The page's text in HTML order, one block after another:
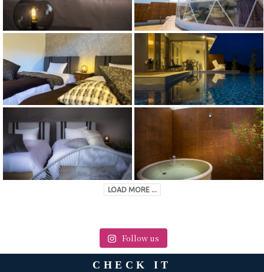
LOAD MORE ...
Follow us
CHECK IT